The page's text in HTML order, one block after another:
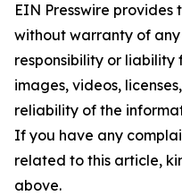
EIN Presswire provides
without warranty of
responsibility or
images, videos,
reliability of the
If you have any
related to this article,
above.